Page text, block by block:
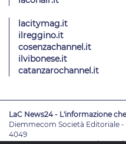
lacitymag.it
ilreggino.it
cosenzachannel.it
ilvibonese.it
catanzarochannel.it
LaC News24 - L'informazione
Diemmecom Società Editoriale -
4049